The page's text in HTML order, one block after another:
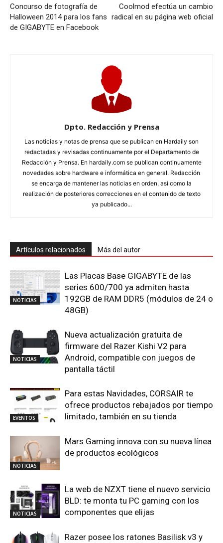
Concurso de fotografía de
Halloween 2014 para los fans
de GIGABYTE en Facebook
Coolmod efectúa un cambio
radical en su página web oficial
Dpto. Redacción y Prensa
Las noticias y notas de prensa que se publican en Hardaily son
redactadas y revisadas continuamente por el Departamento de
Redacción y Prensa. En hardaily.com se publican continuamente
novedades sobre hardware e informática en general. Redacción
se encarga de mantener las noticias en orden, así como la
realización de posteriores correcciones en el contenido de texto
ya publicado...
Artículos relacionados Más del autor
NOTICIAS
Las Placas Base GIGABYTE de las
series 600/700 ya admiten hasta
192GB de RAM DDR5 (módulos de 24 o
48GB)
NOTICIAS
Nueva actualización gratuita de
firmware del Razer Kishi V2 para
Android, compatible con juegos de
pantalla táctil
EVENTOS
Para estas Navidades, CORSAIR te
ofrece productos rebajados por tiempo
limitado, también en su tienda
NOTICIAS
Mars Gaming innova con su nueva línea
de productos ecológicos
NOTICIAS
La web de NZXT tiene el nuevo servicio
BLD: te monta tu PC gaming con los
componentes que elijas
Razer posee los ratones Basilisk v3 y